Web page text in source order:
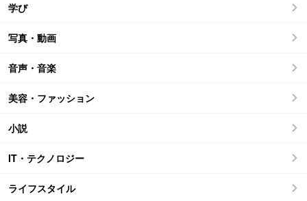
学び
写真・動画
音声・音楽
美容・ファッション
小説
IT・テクノロジー
ライフスタイル